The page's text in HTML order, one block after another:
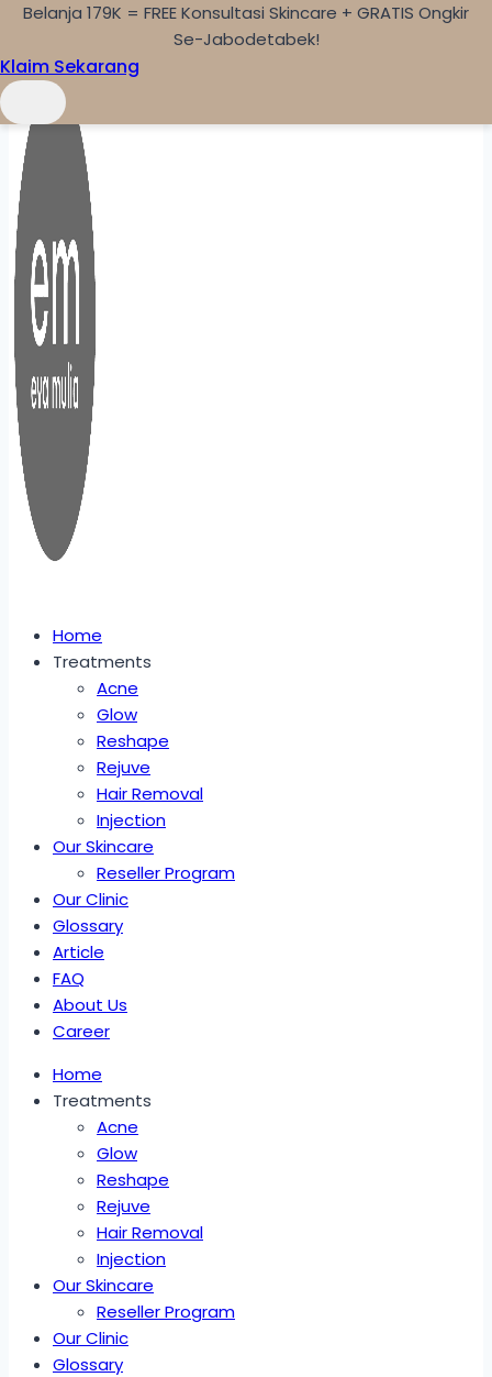
Skip to content
Home
Treatments
Acne
Glow
Reshape
Rejuve
Hair Removal
Injection
Our Skincare
Reseller Program
Our Clinic
Glossary
Article
FAQ
About Us
Career
Home
Treatments
Acne
Glow
Reshape
Rejuve
Hair Removal
Injection
Our Skincare
Reseller Program
Our Clinic
Glossary
Belanja 179K = FREE Konsultasi Skincare + GRATIS Ongkir
Se-Jabodetabek!
Klaim Sekarang